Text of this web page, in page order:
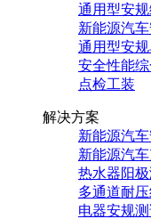
通用型安
新能源汽
通用型安
安全性能
点检工装
解决方案
新能源汽
新能源汽
热水器阳
多通道耐
电器安规